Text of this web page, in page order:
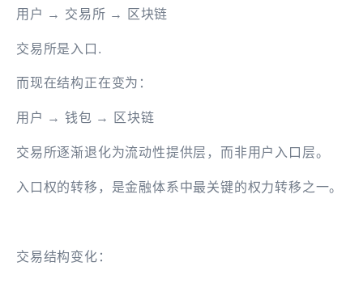
用户 → 交易所 → 区块链
交易所是入口.
而现在结构正在变为：
用户 → 钱包 → 区块链
交易所逐渐退化为流动性提供层，而非用户入口层。
入口权的转移，是金融体系中最关键的权力转移之一。
交易结构变化：